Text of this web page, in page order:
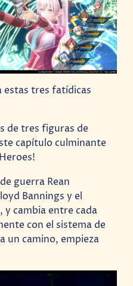
estas tres fatídicas
de tres figuras de
capítulo culminante
guerra Rean
Bannings y el
y cambia entre cada
con el sistema de
un camino, empieza